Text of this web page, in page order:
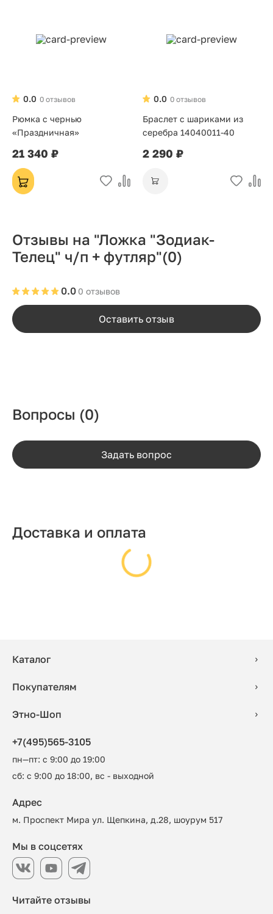
0 отзывов
0.0
Рюмка с чернью
«Праздничная»
21 340 ₽
0 отзывов
0.0
Браслет с шариками из
серебра 14040011-40
2 290 ₽
Отзывы на "Ложка "Зодиак-
Телец" ч/п + футляр"(0)
0 отзывов
0.0
Оставить отзыв
Вопросы (0)
Задать вопрос
Доставка и оплата
Каталог
Покупателям
Этно-Шоп
+7(495)565-3105
пн—пт: с 9:00 до 19:00
сб: с 9:00 до 18:00, вс - выходной
Читайте отзывы
Адрес
м. Проспект Мира ул. Щепкина, д.28, шоурум 517
Мы в соцсетях